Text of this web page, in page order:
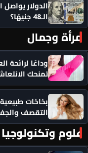
الدولار
الـ48 جنيهًا؟
مرأة وجمال
تمنحك
بخاخات
التقصف
علوم وتكنولوجيا